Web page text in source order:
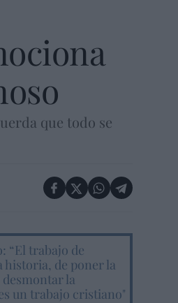
que todo se
“El trabajo de
historia, de poner la
la
un trabajo cristiano"